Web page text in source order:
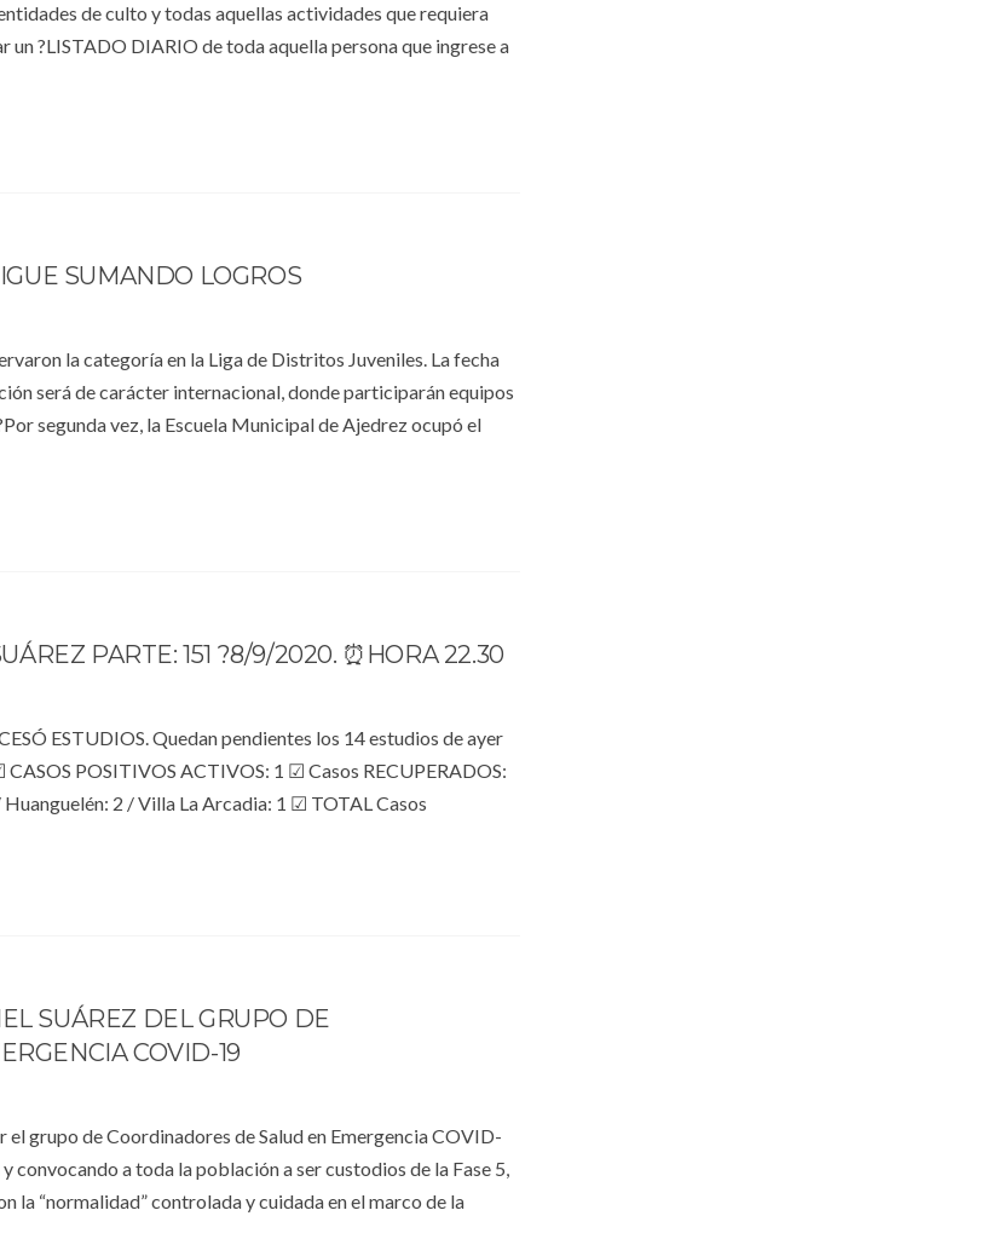
de culto y todas aquellas actividades que requiera
un ?LISTADO DIARIO de toda aquella persona que ingrese a
SUMANDO LOGROS
la categoría en la Liga de Distritos Juveniles. La fecha
será de carácter internacional, donde participarán equipos
segunda vez, la Escuela Municipal de Ajedrez ocupó el
PARTE: 151 ?8/9/2020. ⏰HORA 22.30
ESTUDIOS. Quedan pendientes los 14 estudios de ayer
POSITIVOS ACTIVOS: 1 ☑ Casos RECUPERADOS:
2 / Villa La Arcadia: 1 ☑ TOTAL Casos
SUÁREZ DEL GRUPO DE
COVID-19
grupo de Coordinadores de Salud en Emergencia COVID-
convocando a toda la población a ser custodios de la Fase 5,
la “normalidad” controlada y cuidada en el marco de la